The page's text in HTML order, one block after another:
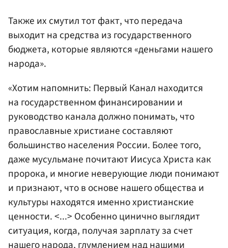
Также их смутил тот факт, что передача
выходит на средства из государственного
бюджета, которые являются «деньгами нашего
народа».
«Хотим напомнить: Первый Канал находится
на государственном финансировании и
руководство канала должно понимать, что
православные христиане составляют
большинство населения России. Более того,
даже мусульмане почитают Иисуса Христа как
пророка, и многие неверующие люди понимают
и признают, что в основе нашего общества и
культуры находятся именно христианские
ценности. <...> Особенно цинично выглядит
ситуация, когда, получая зарплату за счет
нашего народа, глумлением над нашими